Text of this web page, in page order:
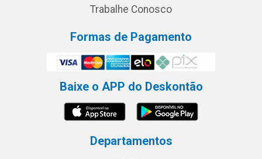
Trabalhe Conosco
Formas de Pagamento
Baixe o APP do Deskontão
Departamentos